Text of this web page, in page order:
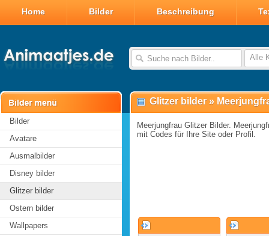
Home Bilder Beschreibung
Alle
Bilder
Avatare
Ausmalbilder
Disney bilder
Glitzer bilder
Ostern bilder
Wallpapers
Glitzer bilder »
Meerjungfrau Glitzer Bilder.
mit Codes für Ihre Site oder Profil.